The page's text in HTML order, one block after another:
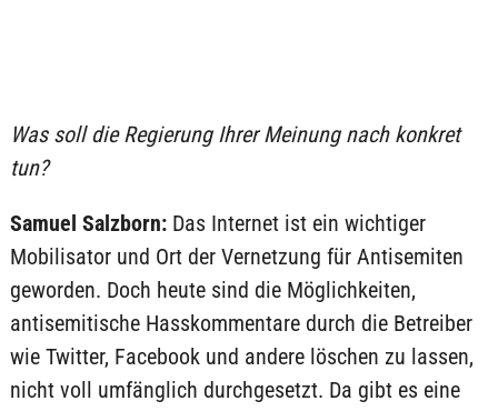
Was soll die Regierung Ihrer Meinung nach konkret
tun?
Samuel Salzborn: Das Internet ist ein wichtiger
Mobilisator und Ort der Vernetzung für Antisemiten
geworden. Doch heute sind die Möglichkeiten,
antisemitische Hasskommentare durch die Betreiber
wie Twitter, Facebook und andere löschen zu lassen,
nicht voll umfänglich durchgesetzt. Da gibt es eine